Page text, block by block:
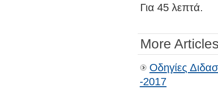
Για 45 λεπτά.
More
Οδηγίες
-2017